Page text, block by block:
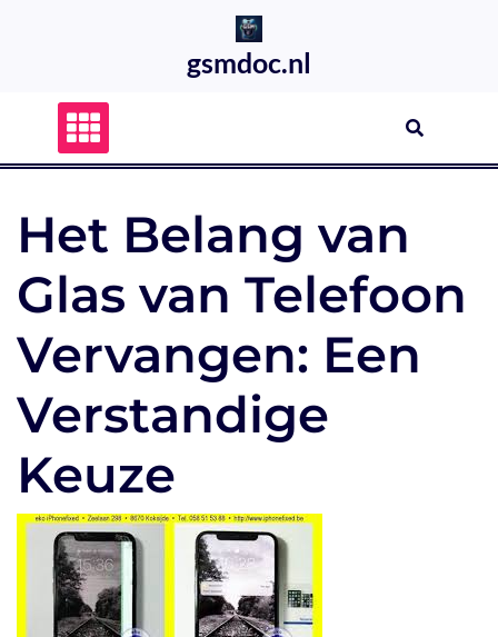
gsmdoc.nl
Het Belang van
Glas van Telefoon
Vervangen: Een
Verstandige
Keuze